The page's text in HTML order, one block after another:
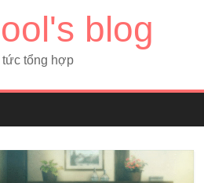
blog
tức tổng hợp